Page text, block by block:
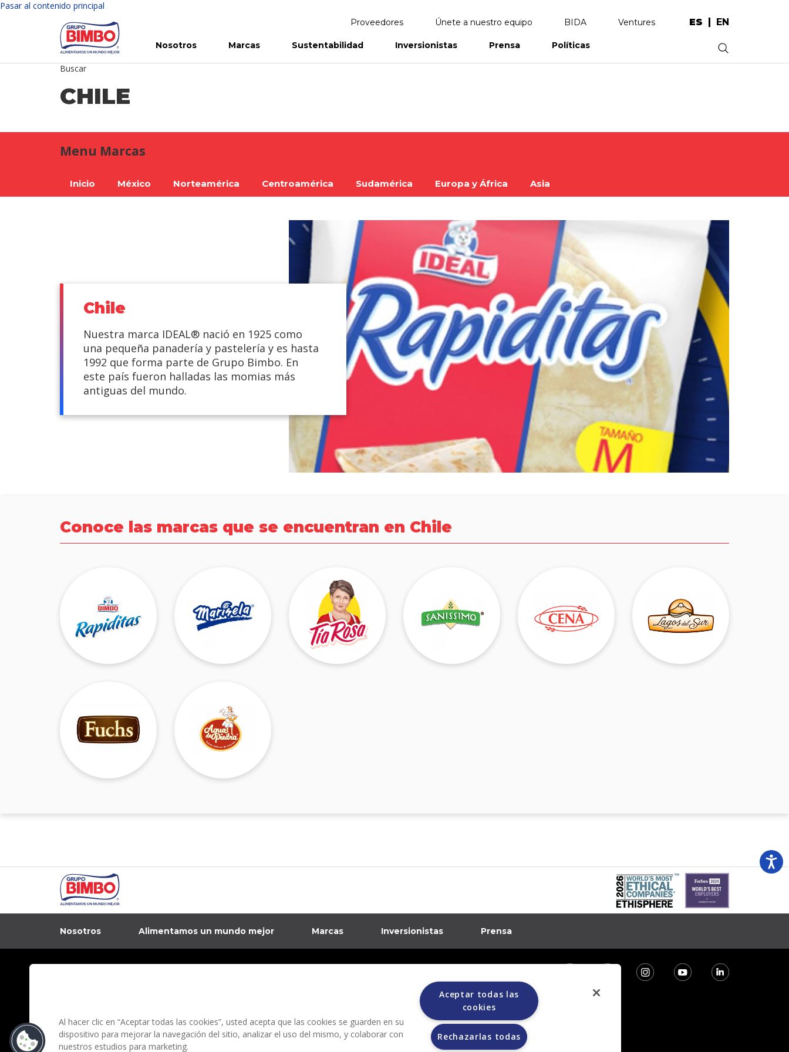
Pasar al contenido principal
Proveedores Únete a nuestro equipo BIDA Ventures ES EN
Nosotros Marcas Sustentabilidad Inversionistas Prensa Políticas
Buscar
.
CHILE
Menu Marcas
Inicio México Norteamérica Centroamérica Sudamérica Europa y África Asia
Chile
Nuestra marca IDEAL® nació en 1925 como
una pequeña panadería y pastelería y es hasta
1992 que forma parte de Grupo Bimbo. En
este país fueron halladas las momias más
antiguas del mundo.
Conoce las marcas que se encuentran en Chile
Nosotros Alimentamos un mundo mejor Marcas Inversionistas Prensa
Al hacer clic en “Aceptar todas las cookies”, usted acepta que las cookies se guarden en su
dispositivo para mejorar la navegación del sitio, analizar el uso del mismo, y colaborar con
nuestros estudios para marketing.
Aceptar todas las
cookies
Rechazarlas todas